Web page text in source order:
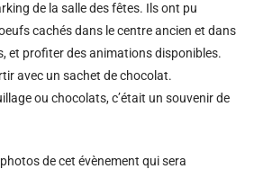
de la salle des fêtes. Ils ont pu
cachés dans le centre ancien et dans
et profiter des animations disponibles.
avec un sachet de chocolat.
ou chocolats, c’était un souvenir de
de cet évènement qui sera